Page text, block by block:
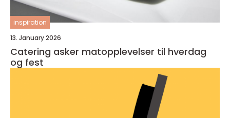
inspiration
13. January 2026
Catering asker matopplevelser til hverdag
og fest